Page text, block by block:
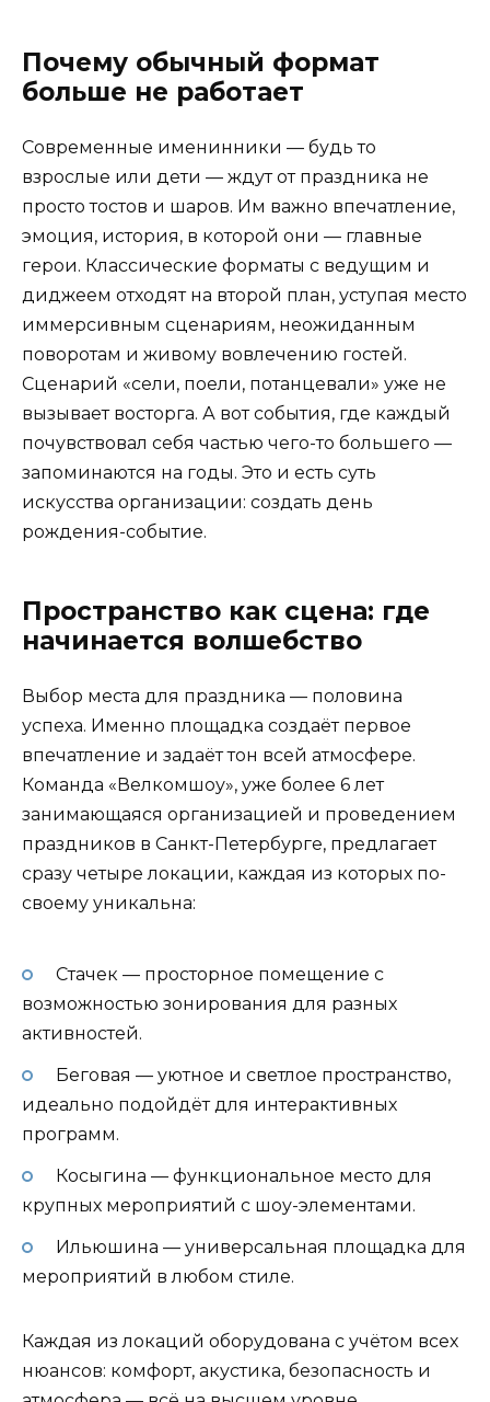
Почему обычный формат
больше не работает
Современные именинники — будь то
взрослые или дети — ждут от праздника не
просто тостов и шаров. Им важно впечатление,
эмоция, история, в которой они — главные
герои. Классические форматы с ведущим и
диджеем отходят на второй план, уступая место
иммерсивным сценариям, неожиданным
поворотам и живому вовлечению гостей.
Сценарий «сели, поели, потанцевали» уже не
вызывает восторга. А вот события, где каждый
почувствовал себя частью чего-то большего —
запоминаются на годы. Это и есть суть
искусства организации: создать день
рождения-событие.
Пространство как сцена: где
начинается волшебство
Выбор места для праздника — половина
успеха. Именно площадка создаёт первое
впечатление и задаёт тон всей атмосфере.
Команда «Велкомшоу», уже более 6 лет
занимающаяся организацией и проведением
праздников в Санкт-Петербурге, предлагает
сразу четыре локации, каждая из которых по-
своему уникальна:
Стачек — просторное помещение с
возможностью зонирования для разных
активностей.
Беговая — уютное и светлое пространство,
идеально подойдёт для интерактивных
программ.
Косыгина — функциональное место для
крупных мероприятий с шоу-элементами.
Ильюшина — универсальная площадка для
мероприятий в любом стиле.
Каждая из локаций оборудована с учётом всех
нюансов: комфорт, акустика, безопасность и